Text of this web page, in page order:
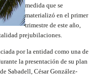
medida que se
materializó en el primer
trimestre de este año,
prejubilaciones.
por la entidad como una de
la presentación de su plan
Sabadell, César González-